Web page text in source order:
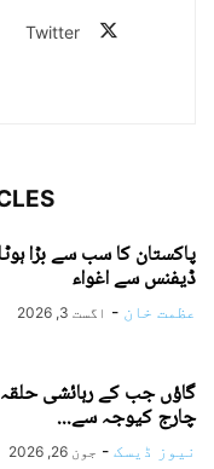
Twitter
پاکستان کا سب سے بڑا
ڈیفنس سے اغواء
عظمت خان - اگست 3, 2026
گاؤں جب کے رہائشی
چارج کیوجہ سے...
نیوز ڈیسک - جون 26, 2026